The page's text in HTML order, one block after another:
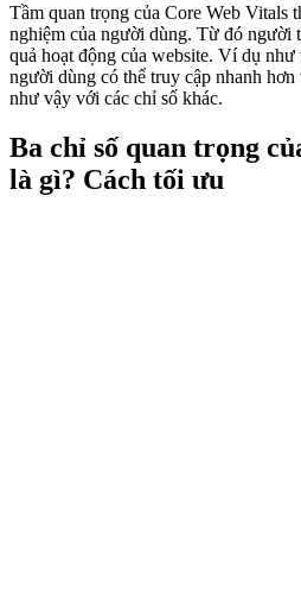
Tầm quan trọng của Core Web Vitals
nghiệm của người dùng. Từ đó người
quả hoạt động của website. Ví dụ như
người dùng có thể truy cập nhanh
như vậy với các chỉ số khác.
Ba chỉ số quan trọng
là gì? Cách tối ưu